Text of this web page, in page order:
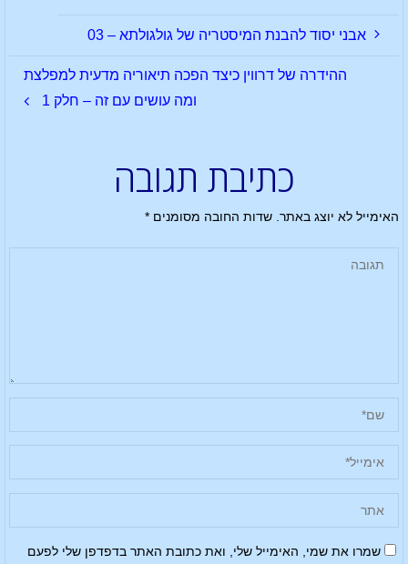
אבני יסוד להבנת המיסטריה של גולגולתא – 03
ההידרה של דרווין כיצד הפכה תיאוריה מדעית למפלצת
ומה עושים עם זה – חלק 1
כתיבת תגובה
האימייל לא יוצג באתר. שדות החובה מסומנים*
שמרו את שמי, האימייל שלי, ואת כתובת האתר בדפדפן שלי לפעם